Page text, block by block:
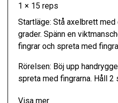
1 × 15 reps
Startläge: Stå axelbrett med
grader. Spänn en
fingrar och spreta med
Rörelsen: Böj upp
spreta med fingrarna. Håll 2
Visa mer